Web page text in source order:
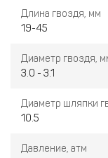
Длина гвоздя, мм
19-45
Диаметр гвоздя,
3.0 - 3.1
Диаметр шляпки
10.5
Давление, атм